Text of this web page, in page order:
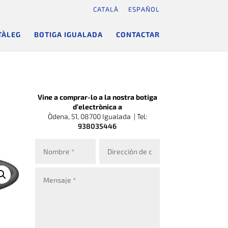
CATALÀ ESPAÑOL
BOTIGA IGUALADA CONTACTAR
Vine a comprar-lo a la nostra botiga
d’electrònica a
Òdena, 51, 08700 Igualada | Tel:
938035446